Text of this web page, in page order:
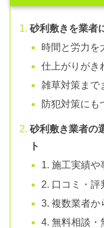
砂利敷きを業者
時間と労力を
仕上がりがき
雑草対策まで
防犯対策にも
砂利敷き業者の
ト
1. 施工実績や
2. 口コミ・評
3. 複数業者か
4. 無料相談・